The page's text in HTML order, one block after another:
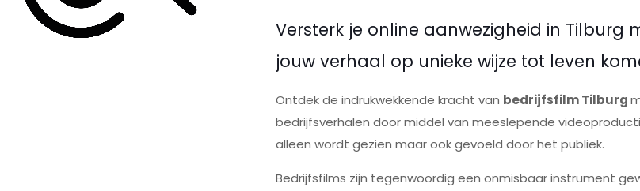
Versterk je online aanwezigheid in
jouw verhaal op unieke wijze tot leven
Ontdek de indrukwekkende kracht van bedrijfsfilm Tilburg
bedrijfsverhalen door middel van meeslepende
alleen wordt gezien maar ook gevoeld door het publiek.
Bedrijfsfilms zijn tegenwoordig een onmisbaar instrument